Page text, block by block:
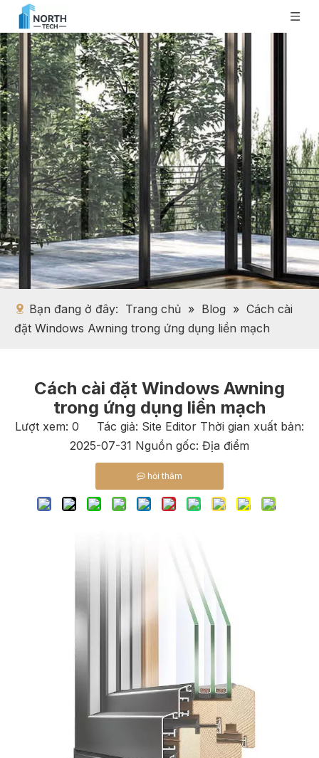
Bạn đang ở đây: Trang chủ » Blog » Cách cài
đặt Windows Awning trong ứng dụng liền mạch
Cách cài đặt Windows Awning
trong ứng dụng liền mạch
Lượt xem: 0 Tác giả: Site Editor Thời gian xuất bản:
2025-07-31 Nguồn gốc: Địa điểm
hỏi thăm